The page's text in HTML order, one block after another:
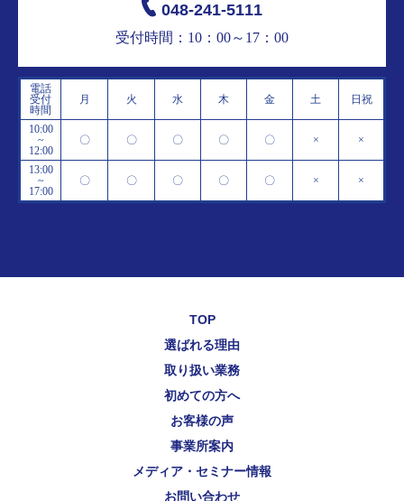
048-241-5111
受付時間：10：00～17：00
電話
受付
時間
月 火 水 木 金 土 日祝
10:00
~
12:00
〇 〇 〇 〇 〇 × ×
13:00
~
17:00
〇 〇 〇 〇 〇 × ×
TOP
選ばれる理由
取り扱い業務
初めての方へ
お客様の声
事業所案内
メディア・セミナー情報
お問い合わせ